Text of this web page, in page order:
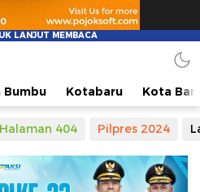
Faktual dan Mendidik
Bumbu Kotabaru Kota
Halaman 404 Pilpres 2024